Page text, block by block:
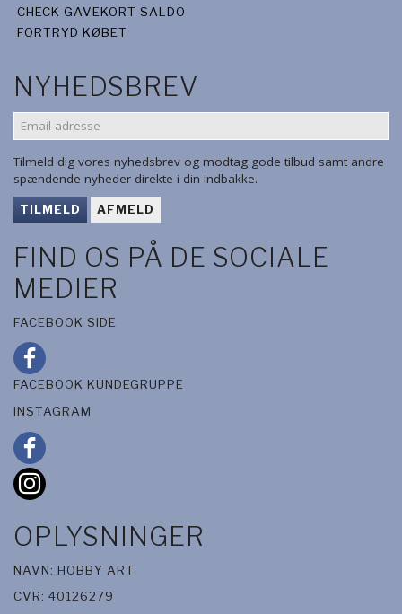
CHECK GAVEKORT SALDO
FORTRYD KØBET
NYHEDSBREV
EMAIL-
ADRESSE
Tilmeld dig vores nyhedsbrev og modtag gode tilbud samt andre
spændende nyheder direkte i din indbakke.
TILMELD AFMELD
FIND OS PÅ DE SOCIALE
MEDIER
FACEBOOK SIDE
FACEBOOK KUNDEGRUPPE
INSTAGRAM
OPLYSNINGER
NAVN: HOBBY ART
CVR: 40126279